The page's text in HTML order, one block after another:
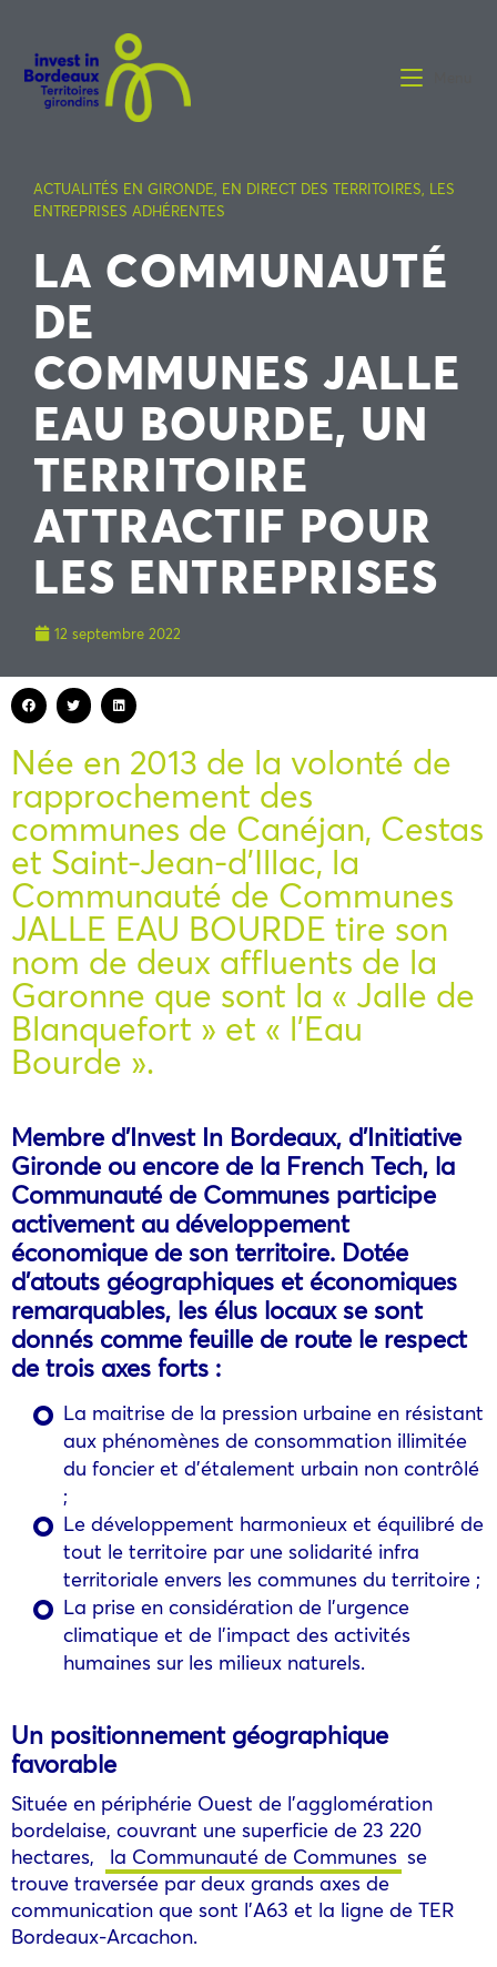
ACTUALITÉS EN GIRONDE, EN DIRECT DES TERRITOIRES, LES
ENTREPRISES ADHÉRENTES
LA COMMUNAUTÉ
DE
COMMUNES JALLE
EAU BOURDE, UN
TERRITOIRE
ATTRACTIF POUR
LES ENTREPRISES
12 septembre 2022
Née en 2013 de la volonté de
rapprochement des
communes de Canéjan, Cestas
et Saint-Jean-d’Illac, la
Communauté de Communes
JALLE EAU BOURDE tire son
nom de deux affluents de la
Garonne que sont la « Jalle de
Blanquefort » et « l’Eau
Bourde ».
Membre d’Invest In Bordeaux, d’Initiative
Gironde ou encore de la French Tech, la
Communauté de Communes participe
activement au développement
économique de son territoire. Dotée
d’atouts géographiques et économiques
remarquables, les élus locaux se sont
donnés comme feuille de route le respect
de trois axes forts :
La maitrise de la pression urbaine en résistant
aux phénomènes de consommation illimitée
du foncier et d’étalement urbain non contrôlé
;
Le développement harmonieux et équilibré de
tout le territoire par une solidarité infra
territoriale envers les communes du territoire ;
La prise en considération de l’urgence
climatique et de l’impact des activités
humaines sur les milieux naturels.
Un positionnement géographique
favorable
Située en périphérie Ouest de l’agglomération
bordelaise, couvrant une superficie de 23 220
hectares,
la Communauté de Communes se
trouve traversée par deux grands axes de
communication que sont l’A63 et la ligne de TER
Bordeaux-Arcachon.